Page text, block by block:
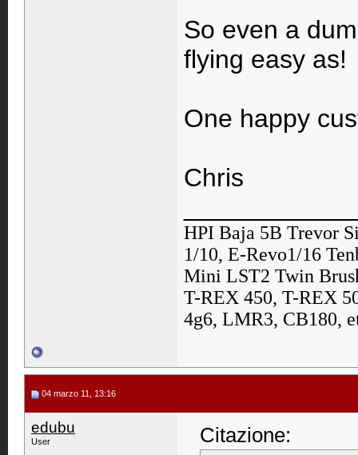
So even a
flying easy as!
One happy
Chris
HPI Baja 5B Trevor
1/10, E-Revo1/16
Mini LST2 Twin
T-REX 450, T-REX
4g6, LMR3, CB180,
04 marzo 11, 13:16
edubu
User
Citazione: